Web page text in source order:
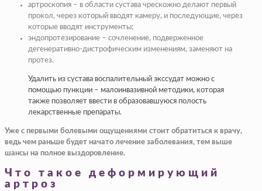
артроскопия – в области сустава чрескожно делают первый
прокол, через который вводят камеру, и последующие, через
которые вводят инструменты;
эндопротезирование – сочленение, подверженное
дегенеративно-дистрофическим изменениям, заменяют на
протез.
Удалить из сустава воспалительный экссудат можно с
помощью пункции – малоинвазивной методики, которая
также позволяет ввести в образовавшуюся полость
лекарственные препараты.
Уже с первыми болевыми ощущениями стоит обратиться к врачу,
ведь чем раньше будет начато лечение заболевания, тем выше
шансы на полное выздоровление.
Что такое деформирующий
артроз